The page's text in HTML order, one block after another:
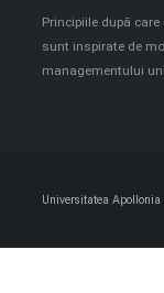
Principiile după
sunt inspirate de
managementului
Universitatea